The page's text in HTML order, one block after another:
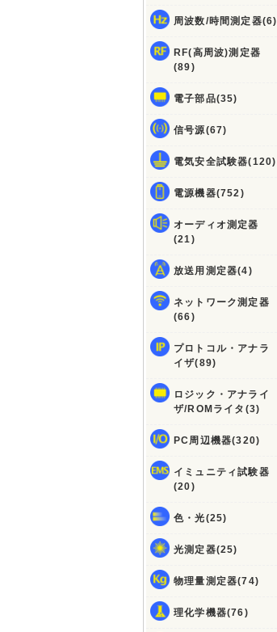
周波数/時間測定器(6)
RF(高周波)測定器
(89)
電子部品(35)
信号源(67)
電気安全試験器(120)
電源機器(752)
オーディオ測定器
(21)
放送用測定器(4)
ネットワーク測定器
(66)
プロトコル・アナラ
イザ(89)
ロジック・アナライ
ザ/ROMライタ(3)
PC周辺機器(320)
イミュニティ試験器
(20)
色・光(25)
光測定器(25)
物理量測定器(74)
理化学機器(76)